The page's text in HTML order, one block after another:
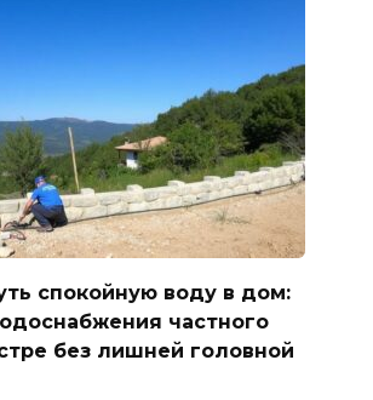
спокойную воду в дом:
частного
без лишней головной